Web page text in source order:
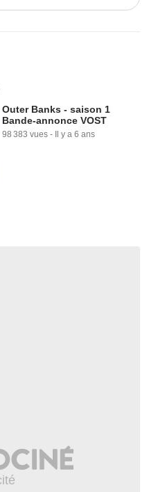
Outer Banks - saison 1
Bande-annonce VOST
98 383 vues - Il y a 6 ans